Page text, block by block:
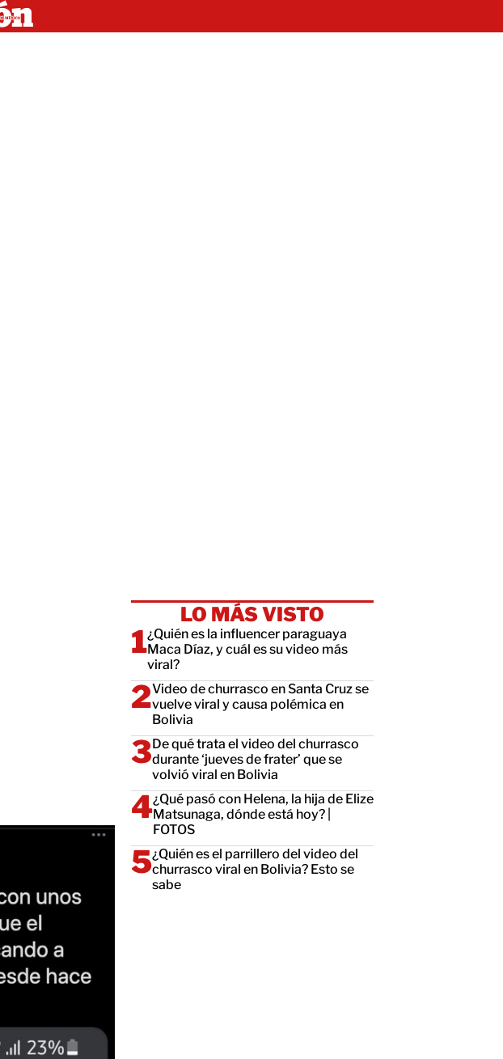
LO MÁS VISTO
¿Quién es la influencer paraguaya
Maca Díaz, y cuál es su video más
viral?
Video de churrasco en Santa Cruz se
vuelve viral y causa polémica en
Bolivia
De qué trata el video del churrasco
durante ‘jueves de frater’ que se
volvió viral en Bolivia
¿Qué pasó con Helena, la hija de Elize
Matsunaga, dónde está hoy? |
FOTOS
¿Quién es el parrillero del video del
churrasco viral en Bolivia? Esto se
sabe